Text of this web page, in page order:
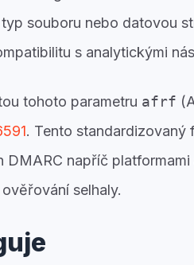
souboru nebo datovou
s analytickými
tohoto parametru afrf
. Tento standardizovaný
napříč
selhaly.